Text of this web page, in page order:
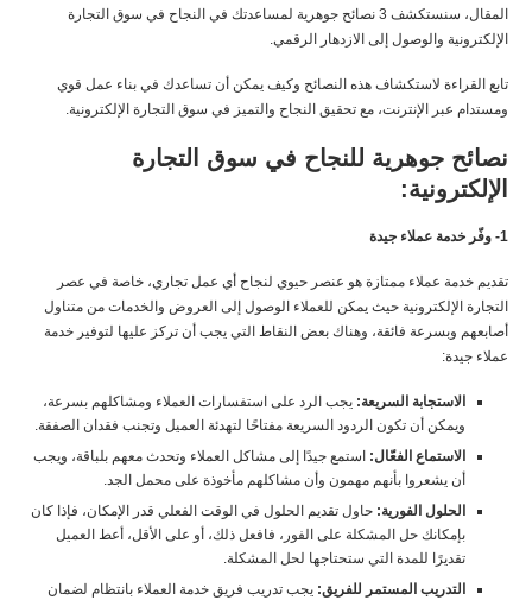
المقال، سنستكشف 3 نصائح جوهرية لمساعدتك في النجاح في سوق التجارة
الإلكترونية والوصول إلى الازدهار الرقمي.
تابع القراءة لاستكشاف هذه النصائح وكيف يمكن أن تساعدك في بناء عمل قوي
ومستدام عبر الإنترنت، مع تحقيق النجاح والتميز في سوق التجارة الإلكترونية.
نصائح جوهرية للنجاح في سوق التجارة
الإلكترونية:
1- وفّر خدمة عملاء جيدة
تقديم خدمة عملاء ممتازة هو عنصر حيوي لنجاح أي عمل تجاري، خاصة في عصر
التجارة الإلكترونية حيث يمكن للعملاء الوصول إلى العروض والخدمات من متناول
أصابعهم وبسرعة فائقة، وهناك بعض النقاط التي يجب أن تركز عليها لتوفير خدمة
عملاء جيدة:
الاستجابة السريعة: يجب الرد على استفسارات العملاء ومشاكلهم بسرعة،
ويمكن أن تكون الردود السريعة مفتاحًا لتهدئة العميل وتجنب فقدان الصفقة.
الاستماع الفعّال: استمع جيدًا إلى مشاكل العملاء وتحدث معهم بلباقة، ويجب
أن يشعروا بأنهم مهمون وأن مشاكلهم مأخوذة على محمل الجد.
الحلول الفورية: حاول تقديم الحلول في الوقت الفعلي قدر الإمكان، فإذا كان
بإمكانك حل المشكلة على الفور، فافعل ذلك، أو على الأقل، أعط العميل
تقديرًا للمدة التي ستحتاجها لحل المشكلة.
التدريب المستمر للفريق: يجب تدريب فريق خدمة العملاء بانتظام لضمان